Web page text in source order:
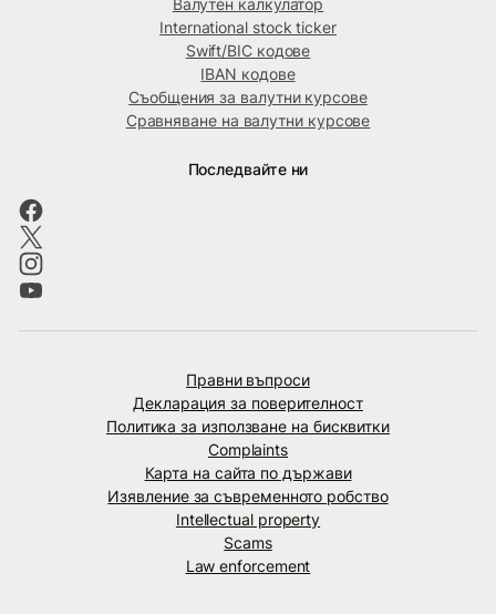
International stock ticker
Swift/BIC кодове
IBAN кодове
Съобщения за валутни курсове
Сравняване на валутни курсове
Последвайте ни
Правни въпроси
Декларация за поверителност
Политика за използване на бисквитки
Complaints
Карта на сайта по държави
Изявление за съвременното робство
Intellectual property
Scams
Law enforcement